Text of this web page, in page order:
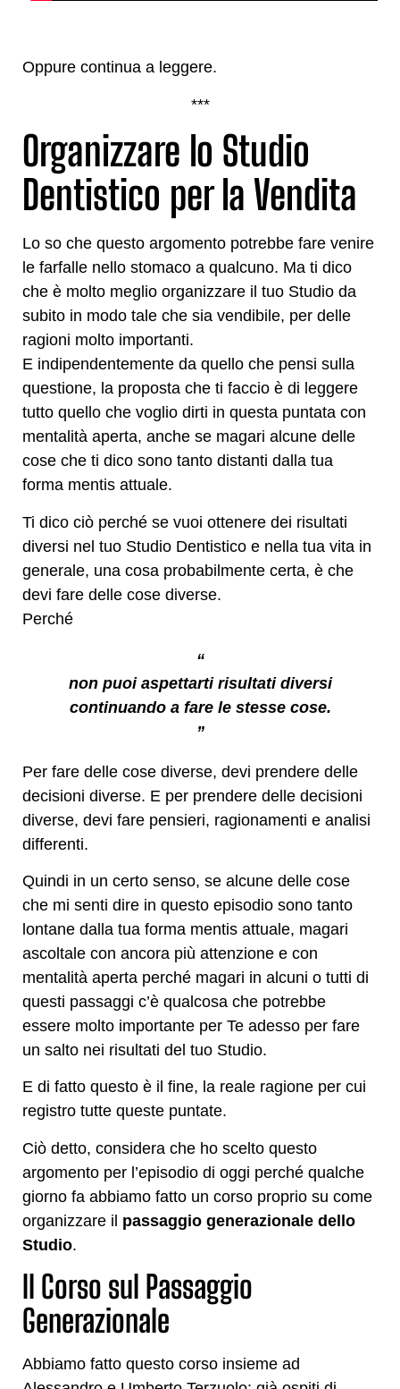
Oppure continua a leggere.
***
Organizzare lo Studio
Dentistico per la Vendita
Lo so che questo argomento potrebbe fare venire
le farfalle nello stomaco a qualcuno. Ma ti dico
che è molto meglio organizzare il tuo Studio da
subito in modo tale che sia vendibile, per delle
ragioni molto importanti.
E indipendentemente da quello che pensi sulla
questione, la proposta che ti faccio è di leggere
tutto quello che voglio dirti in questa puntata con
mentalità aperta, anche se magari alcune delle
cose che ti dico sono tanto distanti dalla tua
forma mentis attuale.
Ti dico ciò perché se vuoi ottenere dei risultati
diversi nel tuo Studio Dentistico e nella tua vita in
generale, una cosa probabilmente certa, è che
devi fare delle cose diverse.
Perché
“
non puoi aspettarti risultati diversi
continuando a fare le stesse cose.
”
Per fare delle cose diverse, devi prendere delle
decisioni diverse. E per prendere delle decisioni
diverse, devi fare pensieri, ragionamenti e analisi
differenti.
Quindi in un certo senso, se alcune delle cose
che mi senti dire in questo episodio sono tanto
lontane dalla tua forma mentis attuale, magari
ascoltale con ancora più attenzione e con
mentalità aperta perché magari in alcuni o tutti di
questi passaggi c’è qualcosa che potrebbe
essere molto importante per Te adesso per fare
un salto nei risultati del tuo Studio.
E di fatto questo è il fine, la reale ragione per cui
registro tutte queste puntate.
Ciò detto, considera che ho scelto questo
argomento per l’episodio di oggi perché qualche
giorno fa abbiamo fatto un corso proprio su come
organizzare il passaggio generazionale dello
Studio.
Il Corso sul Passaggio
Generazionale
Abbiamo fatto questo corso insieme ad